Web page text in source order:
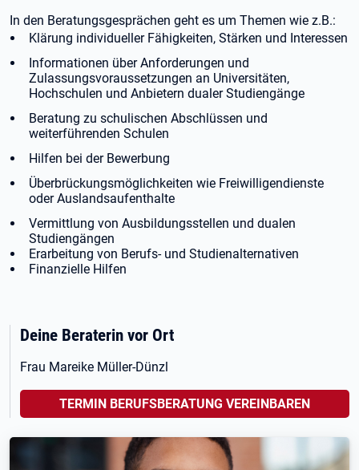
In den Beratungsgesprächen geht es um Themen wie z.B.:
Klärung individueller Fähigkeiten, Stärken und Interessen
Informationen über Anforderungen und
Zulassungsvoraussetzungen an Universitäten,
Hochschulen und Anbietern dualer Studiengänge
Beratung zu schulischen Abschlüssen und
weiterführenden Schulen
Hilfen bei der Bewerbung
Überbrückungsmöglichkeiten wie Freiwilligendienste
oder Auslandsaufenthalte
Vermittlung von Ausbildungsstellen und dualen
Studiengängen
Erarbeitung von Berufs- und Studienalternativen
Finanzielle Hilfen
Deine Beraterin vor Ort
Frau Mareike Müller-Dünzl
TERMIN BERUFSBERATUNG VEREINBAREN